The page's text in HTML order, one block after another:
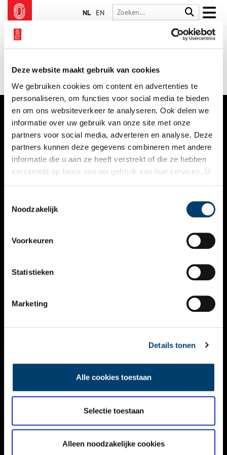
Deze website maakt gebruik van cookies
We gebruiken cookies om content en advertenties te
personaliseren, om functies voor social media te bieden
en om ons websiteverkeer te analyseren. Ook delen we
informatie over uw gebruik van onze site met onze
partners voor social media, adverteren en analyse. Deze
partners kunnen deze gegevens combineren met andere
informatie die u aan ze heeft verstrekt of die ze hebben
verzameld op basis van uw gebruik van hun services. U
Noodzakelijk
Voorkeuren
Statistieken
Marketing
Details tonen
Alle cookies toestaan
Selectie toestaan
Alleen noodzakelijke cookies
NL EN
VERHALEN
NIEUWS
KALENDER
ACTIVITEITEN
NIEUWSBRIEF
DISCLAIMER
TOEGANKELIJKHEID
Volg ONH op social media